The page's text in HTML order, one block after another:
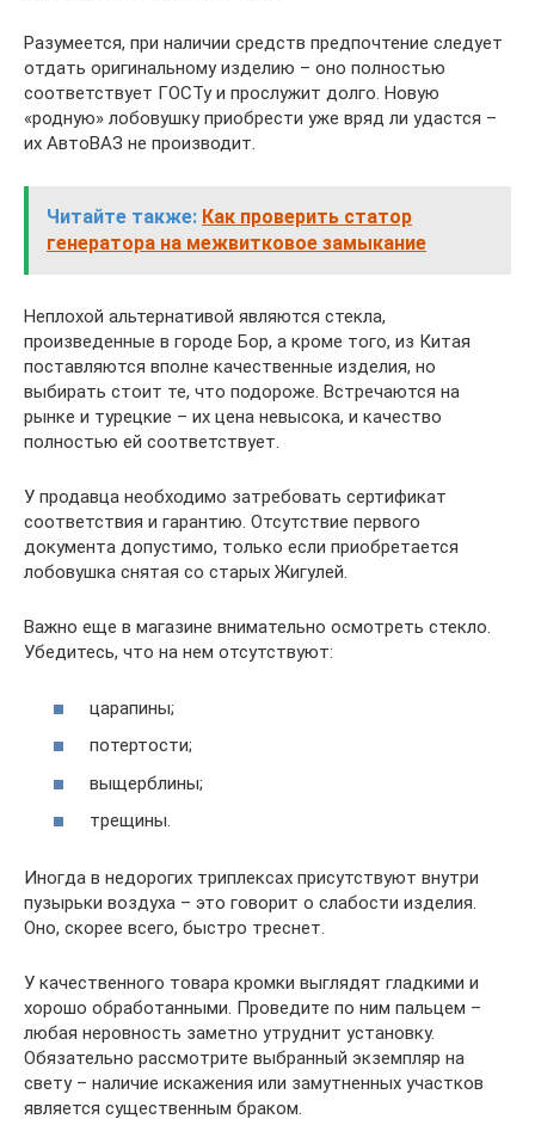
Разумеется, при наличии средств предпочтение следует
отдать оригинальному изделию – оно полностью
соответствует ГОСТу и прослужит долго. Новую
«родную» лобовушку приобрести уже вряд ли удастся –
их АвтоВАЗ не производит.
Читайте также: Как проверить статор
генератора на межвитковое замыкание
Неплохой альтернативой являются стекла,
произведенные в городе Бор, а кроме того, из Китая
поставляются вполне качественные изделия, но
выбирать стоит те, что подороже. Встречаются на
рынке и турецкие – их цена невысока, и качество
полностью ей соответствует.
У продавца необходимо затребовать сертификат
соответствия и гарантию. Отсутствие первого
документа допустимо, только если приобретается
лобовушка снятая со старых Жигулей.
Важно еще в магазине внимательно осмотреть стекло.
Убедитесь, что на нем отсутствуют:
царапины;
потертости;
выщерблины;
трещины.
Иногда в недорогих триплексах присутствуют внутри
пузырьки воздуха – это говорит о слабости изделия.
Оно, скорее всего, быстро треснет.
У качественного товара кромки выглядят гладкими и
хорошо обработанными. Проведите по ним пальцем –
любая неровность заметно утруднит установку.
Обязательно рассмотрите выбранный экземпляр на
свету – наличие искажения или замутненных участков
является существенным браком.